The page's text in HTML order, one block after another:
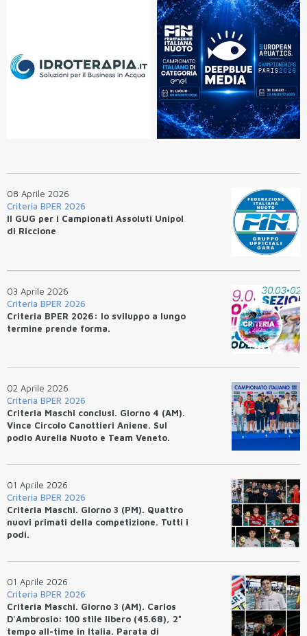
08 Aprile 2026
Criteria BPER 2026
Il GUG per i Campionati Assoluti Unipol
di Riccione
03 Aprile 2026
Criteria BPER 2026
Criteria BPER 2026: lo sviluppo a lungo
termine prende forma.
02 Aprile 2026
Criteria BPER 2026
Criteria Maschi conclusi. Giorno 4 (AM).
Vince Circolo Canottieri Aniene. Sul
podio Aurelia Nuoto e Team Veneto.
01 Aprile 2026
Criteria BPER 2026
Criteria Maschi. Giorno 3 (PM). Quattro
nuovi primati della competizione. Tutti i
podi.
01 Aprile 2026
Criteria BPER 2026
Criteria Maschi. Giorno 3 (AM). Carlos
D'Ambrosio: 100 stile libero (45.68), 2°
tempo all-time in Italia. Parata di